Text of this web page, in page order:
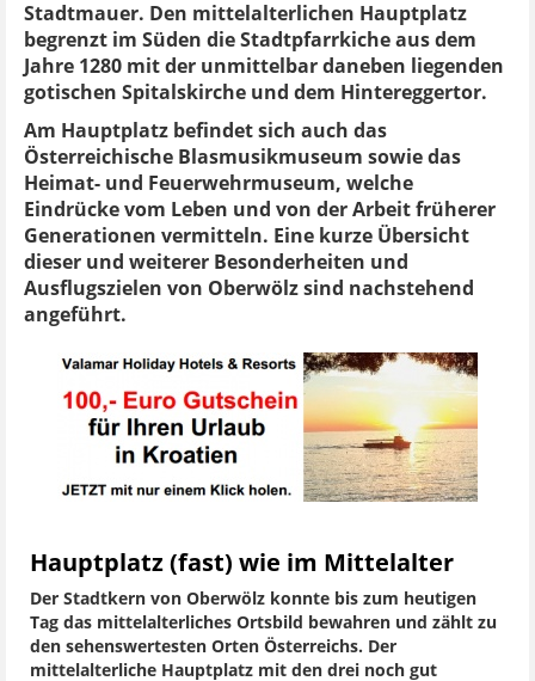
Stadtmauer. Den mittelalterlichen Hauptplatz
begrenzt im Süden die Stadtpfarrkiche aus dem
Jahre 1280 mit der unmittelbar daneben liegenden
gotischen Spitalskirche und dem Hintereggertor.
Am Hauptplatz befindet sich auch das
Österreichische Blasmusikmuseum sowie das
Heimat- und Feuerwehrmuseum, welche
Eindrücke vom Leben und von der Arbeit früherer
Generationen vermitteln. Eine kurze Übersicht
dieser und weiterer Besonderheiten und
Ausflugszielen von Oberwölz sind nachstehend
angeführt.
Hauptplatz (fast) wie im Mittelalter
Der Stadtkern von Oberwölz konnte bis zum heutigen
Tag das mittelalterliches Ortsbild bewahren und zählt zu
den sehenswertesten Orten Österreichs. Der
mittelalterliche Hauptplatz mit den drei noch gut